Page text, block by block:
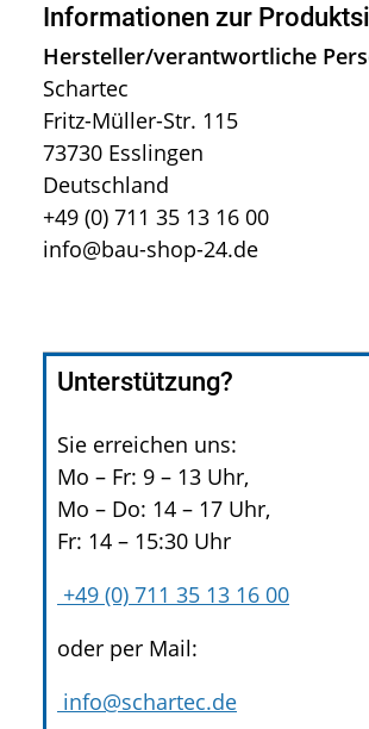
Informationen zur
Hersteller/verantwortliche
Schartec
Fritz-Müller-Str. 115
73730 Esslingen
Deutschland
+49 (0) 711 35 13 16 00
info@bau-shop-24.de
Unterstützung?
Sie erreichen uns:
Mo – Fr: 9 – 13 Uhr,
Mo – Do: 14 – 17 Uhr,
Fr: 14 – 15:30 Uhr
+49 (0) 711 35 13 16 00
oder per Mail:
info@schartec.de